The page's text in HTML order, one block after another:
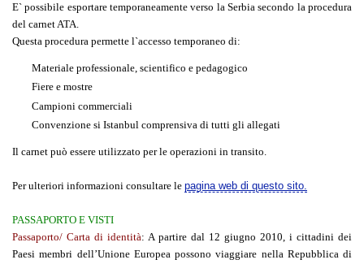
E` possibile esportare temporaneamente verso la Serbia secondo la procedura
del carnet ATA.
Questa procedura permette l`accesso temporaneo di:
Materiale professionale, scientifico e pedagogico
Fiere e mostre
Campioni commerciali
Convenzione si Istanbul comprensiva di tutti gli allegati
Il carnet può essere utilizzato per le operazioni in transito.
Per ulteriori informazioni consultare le pagina web di questo sito.
PASSAPORTO E VISTI
Passaporto/ Carta di identità: A partire dal 12 giugno 2010, i cittadini dei
Paesi membri dell’Unione Europea possono viaggiare nella Repubblica di